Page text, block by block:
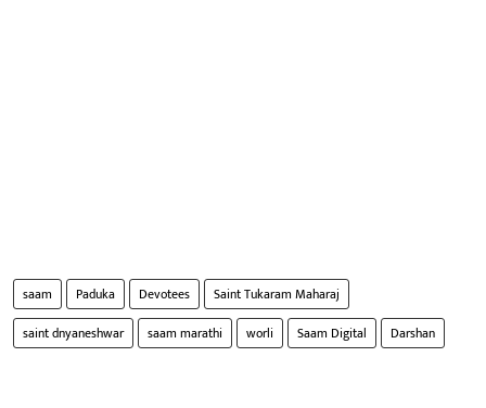
saam Paduka Devotees
Saint Tukaram Maharaj
saint dnyaneshwar
saam marathi worli Saam Digital Darshan